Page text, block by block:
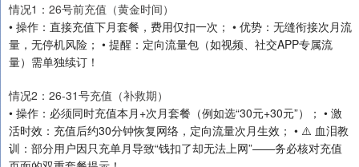
情况1：26号前充值（黄金时间）
• 操作：直接充值下月套餐，费用仅扣一次； • 优势：无缝衔接次月流
量，无停机风险； • 提醒：定向流量包（如视频、社交APP专属流
量）需单独续订！
情况2：26-31号充值（补救期）
• 操作：必须同时充值本月+次月套餐（例如选“30元+30元”）； • 激
活时效：充值后约30分钟恢复网络，定向流量次月生效； • ⚠️ 血泪教
训：部分用户因只充单月导致“钱扣了却无法上网”——务必核对充值